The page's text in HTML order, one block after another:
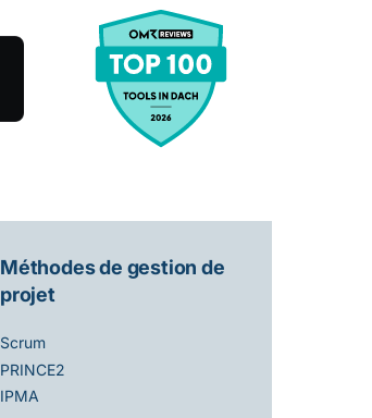
Méthodes de gestion de
projet
Scrum
PRINCE2
IPMA